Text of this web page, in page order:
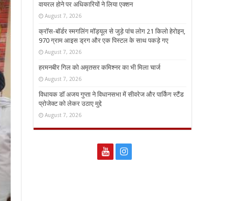
वायरल होने पर अधिकारियों ने लिया एक्शन
August 7, 2026
क्रॉस-बॉर्डर स्मगलिंग मॉड्यूल से जुड़े पांच लोग 21 किलो हेरोइन,
970 ग्राम आइस ड्रग और एक पिस्टल के साथ पकड़े गए
August 7, 2026
हरमनबीर गिल को अमृतसर कमिश्नर का भी मिला चार्ज
August 7, 2026
विधायक डॉ अजय गुप्ता ने विधानसभा में सीवरेज और पार्किंग स्टैंड
प्रोजेक्ट को लेकर उठाए मुद्दे
August 7, 2026